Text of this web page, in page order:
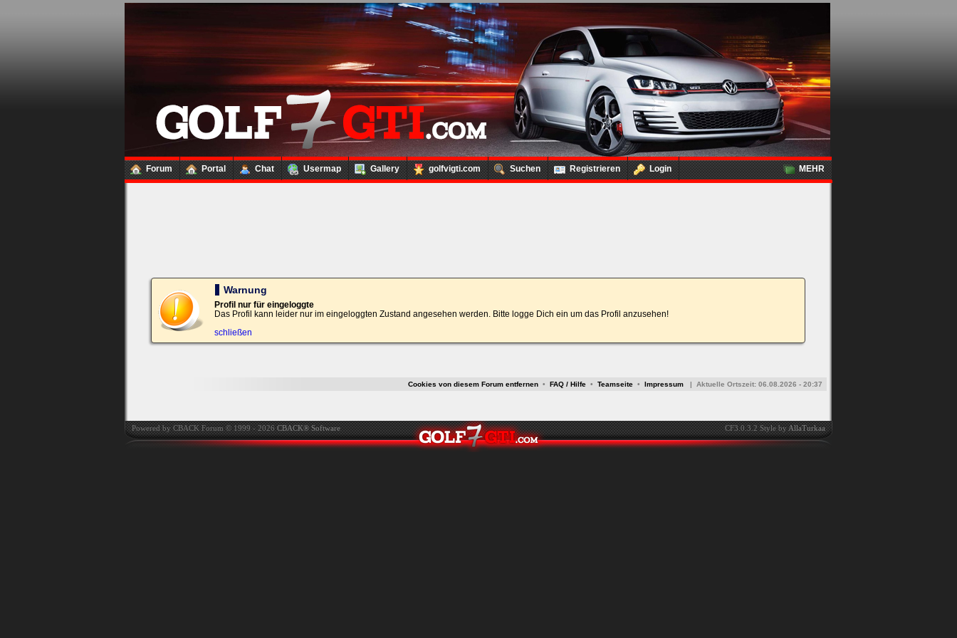
Forum Portal Chat Usermap Gallery golfvigti.com Suchen Registrieren Login MEHR
Loginbox
Trage
bitte
in
die
nachfolgenden
Felder
Deinen
Benutzernamen
und
Kennwort
ein,
um
Bei jedem Besuch
automatisch einloggen.
Warnung
Profil nur für eingeloggte
Das Profil kann leider nur im eingeloggten Zustand angesehen werden. Bitte logge Dich ein um das Profil anzusehen!
schließen
Cookies von diesem Forum entfernen • FAQ / Hilfe • Teamseite • Impressum | Aktuelle Ortszeit: 06.08.2026 - 20:37
Powered by CBACK Forum © 1999 - 2026CBACK® Software CF3.0.3.2 Style byAllaTurkaa